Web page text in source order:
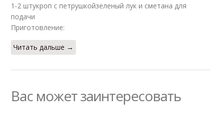
1-2 штукроп с петрушкойзеленый лук и сметана для
подачи
Приготовление:
Читать дальше →
Вас может заинтересовать